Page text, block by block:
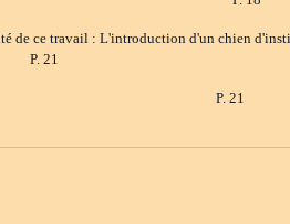
de ce travail : L'introduction d'un chien
21
P. 21